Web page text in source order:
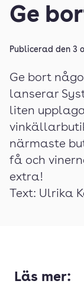
Ge
Publicerad den 3
Ge bort
lanserar
liten
närmaste
få och
extra!
Text: Ulrika
Läs mer: